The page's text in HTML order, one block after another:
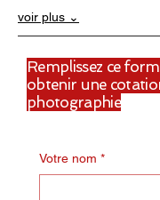
voir plus ⌄
Remplissez ce
obtenir une
photographie
Votre nom *